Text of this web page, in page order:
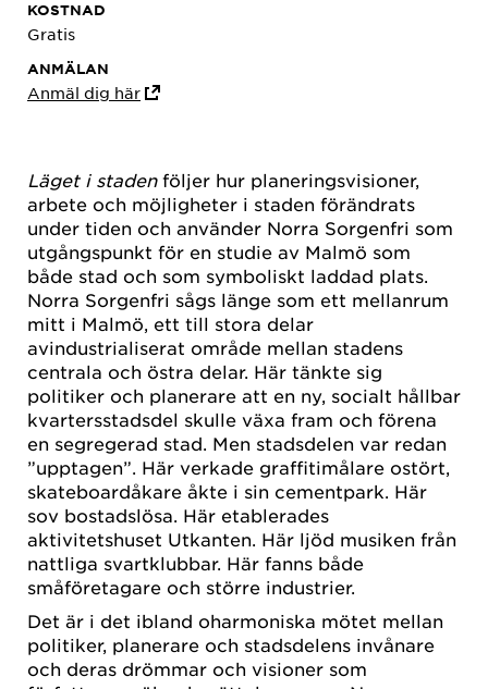
Läget i stadenföljer hur planeringsvisioner,
arbete och möjligheter i staden förändrats
under tiden och använder Norra Sorgenfri som
utgångspunkt för en studie av Malmö som
både stad och som symboliskt laddad plats.
Norra Sorgenfri sågs länge som ett mellanrum
mitt i Malmö, ett till stora delar
avindustrialiserat område mellan stadens
centrala och östra delar. Här tänkte sig
politiker och planerare att en ny, socialt hållbar
kvartersstadsdel skulle växa fram och förena
en segregerad stad. Men stadsdelen var redan
”upptagen”. Här verkade graffitimålare ostört,
skateboardåkare åkte i sin cementpark. Här
sov bostadslösa. Här etablerades
aktivitetshuset Utkanten. Här ljöd musiken från
nattliga svartklubbar. Här fanns både
småföretagare och större industrier.
Det är i det ibland oharmoniska mötet mellan
politiker, planerare och stadsdelens invånare
och deras drömmar och visioner som
KOSTNAD
Gratis
ANMÄLAN
Anmäl dig här